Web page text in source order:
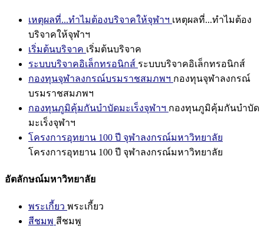
เหตุผลที่...ทำไมต้องบริจาคให้จุฬาฯ เหตุผลที่...ทำไมต้อง
บริจาคให้จุฬาฯ
เริ่มต้นบริจาค เริ่มต้นบริจาค
ระบบบริจาคอิเล็กทรอนิกส์ ระบบบริจาคอิเล็กทรอนิกส์
กองทุนจุฬาลงกรณ์บรมราชสมภพฯ กองทุนจุฬาลงกรณ์
บรมราชสมภพฯ
กองทุนภูมิคุ้มกันบำบัดมะเร็งจุฬาฯ กองทุนภูมิคุ้มกันบำบัด
มะเร็งจุฬาฯ
โครงการอุทยาน 100 ปี จุฬาลงกรณ์มหาวิทยาลัย
โครงการอุทยาน 100 ปี จุฬาลงกรณ์มหาวิทยาลัย
อัตลักษณ์มหาวิทยาลัย
พระเกี้ยว พระเกี้ยว
สีชมพู สีชมพู